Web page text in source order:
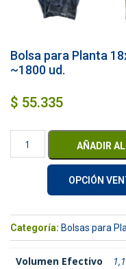
Bolsa para Planta
~1800 ud.
$ 55.335
AÑADIR
OPCIÓN
Categoría: Bolsas para
Volumen Efectivo